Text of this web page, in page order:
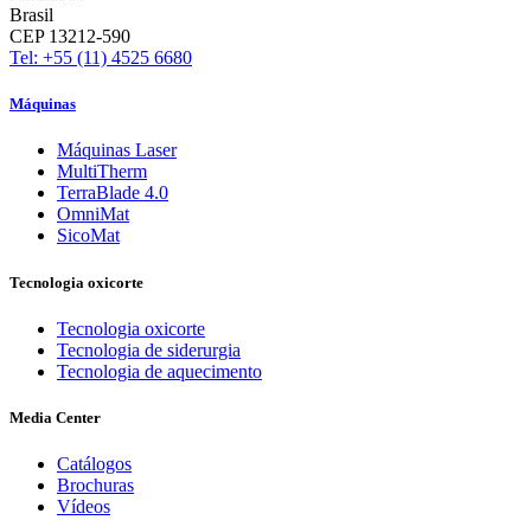
Brasil
CEP 13212-590
Tel: +55 (11) 4525 6680
Máquinas
Máquinas Laser
MultiTherm
TerraBlade 4.0
OmniMat
SicoMat
Tecnologia oxicorte
Tecnologia oxicorte
Tecnologia de siderurgia
Tecnologia de aquecimento
Media Center
Catálogos
Brochuras
Vídeos